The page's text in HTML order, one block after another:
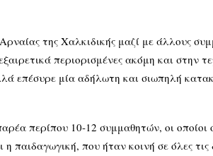
της Χαλκιδικής μαζί με άλλους
περιορισμένες ακόμη και στην
επέσυρε μία αδήλωτη και σιωπηλή
περίπου 10-12 συμμαθητών, οι οποίοι
παιδαγωγική, που ήταν κοινή σε όλες